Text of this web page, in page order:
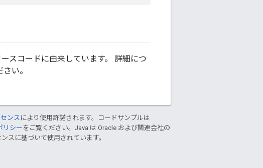
スコードに由来しています。 詳細につ
い。
ンスにより使用許諾されます。コードサンプルは
リシーをご覧ください。Java は Oracle および関連会社の
スに基づいて使用されています。